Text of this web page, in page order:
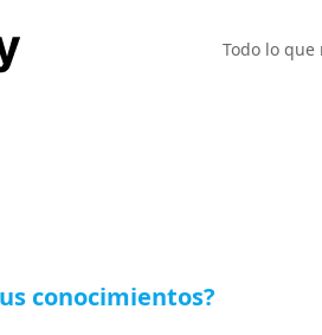
Todo lo que
conocimientos?